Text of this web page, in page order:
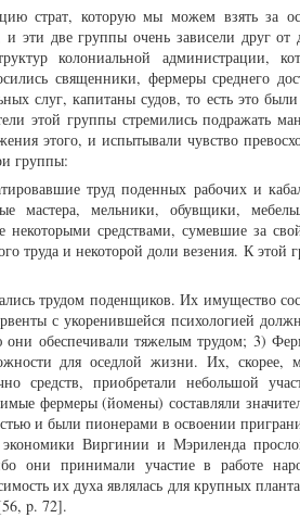
страт, которую мы можем взять за
эти две группы очень зависели друг от
колониальной администрации,
священники, фермеры среднего
слуг, капитаны судов, то есть это
этой группы стремились подражать
этого, и испытывали чувство
группы:
труд поденных рабочих и
мастера, мельники, обувщики,
средствами, сумевшие за
труда и некоторой доли везения. К этой
трудом поденщиков. Их имущество
с укоренившейся психологией
обеспечивали тяжелым трудом; 3)
для оседлой жизни. Их, скорее,
средств, приобретали небольшой
фермеры (йомены) составляли
и были пионерами в освоении
Виргинии и Мэриленда
они принимали участие в работе
их духа являлась для крупных
p. 72].